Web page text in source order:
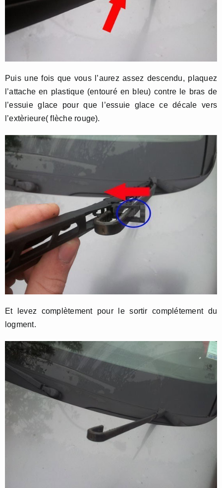
Puis une fois que vous l’aurez assez descendu, plaquez
l’attache en plastique (entouré en bleu) contre le bras de
l’essuie glace pour que l’essuie glace ce décale vers
l’extèrieure( flèche rouge).
Et levez complètement pour le sortir complétement du
logment.